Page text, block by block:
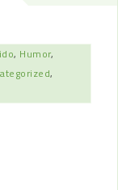
, Humor,
,